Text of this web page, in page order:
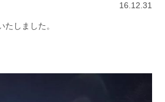
16.12.31
たしました。